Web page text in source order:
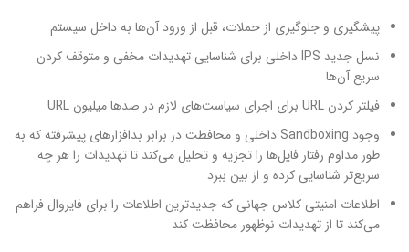
پیشگیری و جلوگیری از حملات، قبل از ورود آن‌ها به داخل سیستم
نسل جدید IPS داخلی برای شناسایی تهدیدات مخفی و متوقف کردن
سریع آن‌ها
فیلتر کردن URL برای اجرای سیاست‌های لازم در صدها میلیون URL
وجود Sandboxing داخلی و محافظت در برابر بدافزارهای پیشرفته که به
طور مداوم رفتار فایل‌ها را تجزیه و تحلیل می‌کند تا تهدیدات را هر چه
سریع‌تر شناسایی کرده و از بین ببرد
اطلاعات امنیتی کلاس جهانی که جدیدترین اطلاعات را برای فایروال فراهم
می‌کند تا از تهدیدات نوظهور محافظت کند